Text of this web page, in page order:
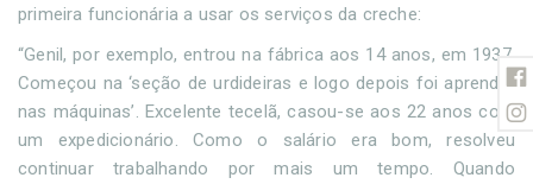
primeira funcionária a usar os serviços da creche:
“Genil, por exemplo, entrou na fábrica aos 14 anos, em 1937.
Começou na ‘seção de urdideiras e logo depois foi aprender
nas máquinas’. Excelente tecelã, casou-se aos 22 anos com
um expedicionário. Como o salário era bom, resolveu
continuar trabalhando por mais um tempo. Quando